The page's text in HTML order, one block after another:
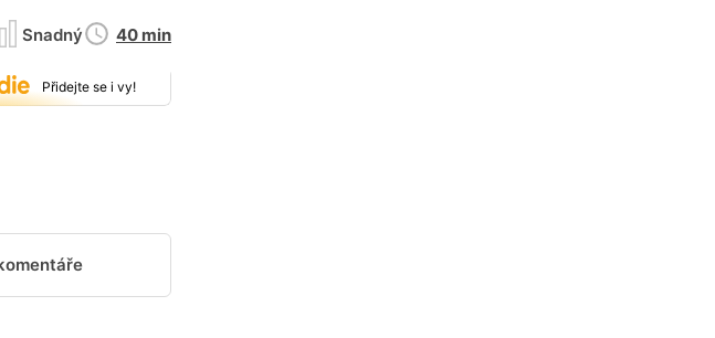
Snadný
Doba
40 min
Přidejte se i vy!